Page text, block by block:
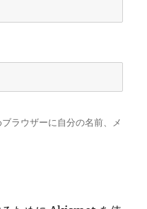
ラウザーに自分の名前、メ